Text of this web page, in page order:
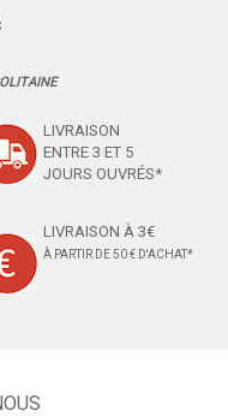
LIVRAISON
ENTRE 3 ET 5
JOURS OUVRÉS*
LIVRAISON À 3€
À PARTIR DE 50 € D'ACHAT*